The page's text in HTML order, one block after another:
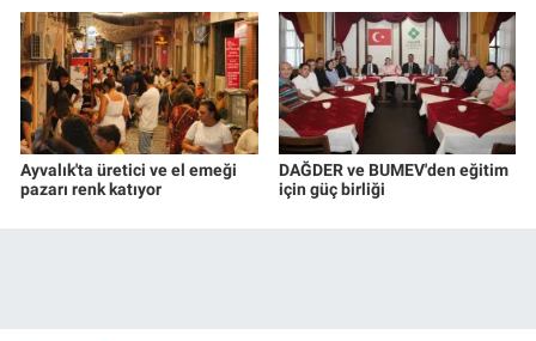
Ayvalık'ta üretici ve el emeği
pazarı renk katıyor
DAĞDER ve BUMEV'den eğitim
için güç birliği